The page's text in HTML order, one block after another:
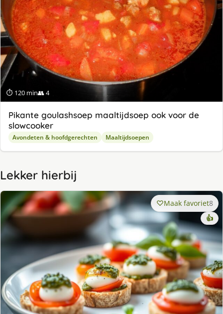
⏱ 120 min👥 4
Pikante goulashsoep maaltijdsoep ook voor de
slowcooker
Avondeten & hoofdgerechten Maaltijdsoepen
Lekker hierbij
Maak favoriet8
👍